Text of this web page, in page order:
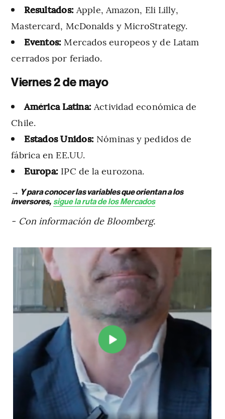
Resultados: Apple, Amazon, Eli Lilly,
Mastercard, McDonalds y MicroStrategy.
Eventos: Mercados europeos y de Latam
cerrados por feriado.
Viernes 2 de mayo
América Latina: Actividad económica de
Chile.
Estados Unidos: Nóminas y pedidos de
fábrica en EE.UU.
Europa: IPC de la eurozona.
→ Y para conocer las variables que orientan a los
inversores, sigue la ruta de los Mercados
- Con información de Bloomberg.